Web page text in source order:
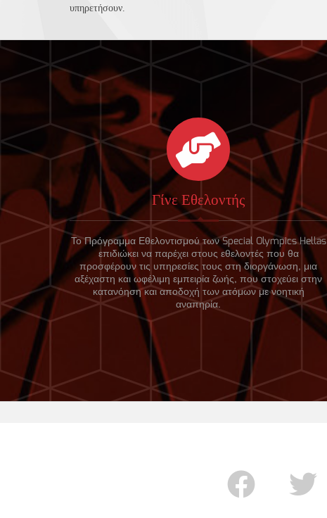
υπηρετήσουν.
Γίνε Εθελοντής
Το Πρόγραμμα Εθελοντισμού των Special Olympics Hellas
επιδιώκει να παρέχει στους εθελοντές που θα
προσφέρουν τις υπηρεσίες τους στη διοργάνωση, μια
αξέχαστη και ωφέλιμη εμπειρία ζωής, που στοχεύει στην
κατανόηση και αποδοχή των ατόμων με νοητική
αναπηρία.